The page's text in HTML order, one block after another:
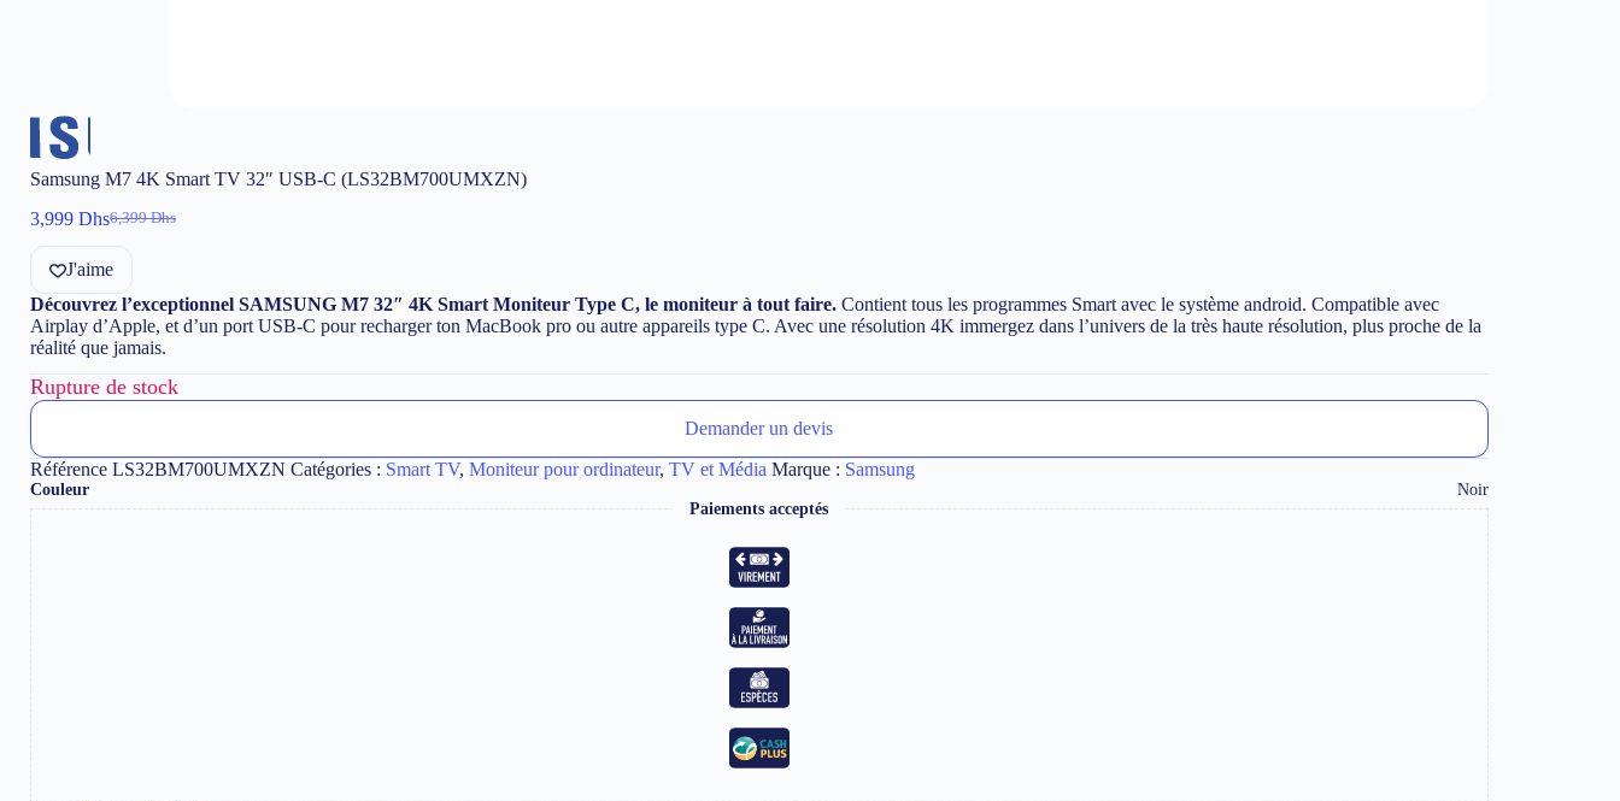
Samsung M7 4K Smart TV 32″ USB-C (LS32BM700UMXZN)
6,399Dhs
Le
prix
initial
était :
6,399 Dhs.
3,999 DhsLe
prix
actuel
est :
3,999 Dhs.
J'aime
Découvrez l’exceptionnel SAMSUNG M7 32″ 4K Smart Moniteur Type C, le moniteur à tout faire. Contient tous les programmes Smart avec le système android. Compatible avec
Airplay d’Apple, et d’un port USB-C pour recharger ton MacBook pro ou autre appareils type C. Avec une résolution 4K immergez dans l’univers de la très haute résolution, plus proche de la
réalité que jamais.
Rupture de stock
Demander un devis
Référence LS32BM700UMXZN Catégories : Smart TV, Moniteur pour ordinateur, TV et Média Marque : Samsung
Couleur
Noir
Paiements acceptés